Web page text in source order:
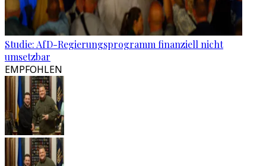
Studie: AfD-Regierungsprogramm finanziell nicht
umsetzbar
EMPFOHLEN